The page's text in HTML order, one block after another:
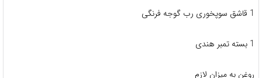
1 قاشق سوپخوری رب گوجه فرنگی
1 بسته تمبر هندی
روغن به میزان لازم